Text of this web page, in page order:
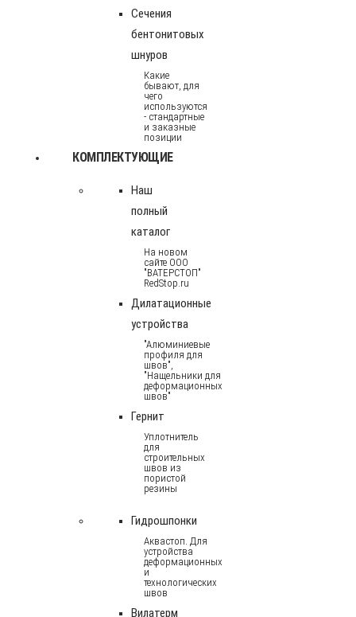
Сечения
бентонитовых
шнуров
Какие
бывают, для
чего
используются
- стандартные
и заказные
позиции
КОМПЛЕКТУЮЩИЕ
Наш
полный
каталог
На новом
сайте ООО
"ВАТЕРСТОП"
RedStop.ru
Дилатационные
устройства
"Алюминиевые
профиля для
швов",
"Нащельники для
деформационных
швов"
Гернит
Уплотнитель
для
строительных
швов из
пористой
резины
Гидрошпонки
Аквастоп. Для
устройства
деформационных
и
технологических
швов
Вилатерм